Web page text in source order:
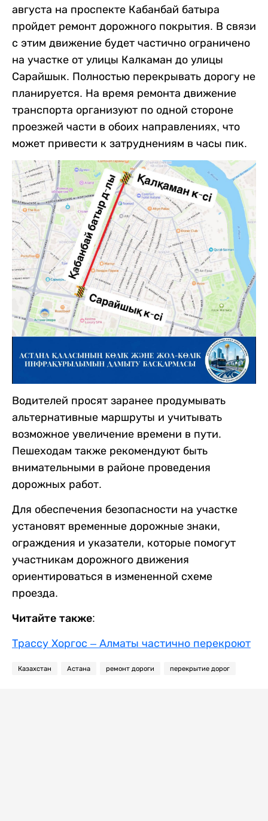
августа на проспекте Кабанбай батыра
пройдет ремонт дорожного покрытия. В связи
с этим движение будет частично ограничено
на участке от улицы Калкаман до улицы
Сарайшык. Полностью перекрывать дорогу не
планируется. На время ремонта движение
транспорта организуют по одной стороне
проезжей части в обоих направлениях, что
может привести к затруднениям в часы пик.
Водителей просят заранее продумывать
альтернативные маршруты и учитывать
возможное увеличение времени в пути.
Пешеходам также рекомендуют быть
внимательными в районе проведения
дорожных работ.
Для обеспечения безопасности на участке
установят временные дорожные знаки,
ограждения и указатели, которые помогут
участникам дорожного движения
ориентироваться в измененной схеме
проезда.
Читайте также:
Трассу Хоргос – Алматы частично перекроют
Казахстан Астана ремонт дороги перекрытие дорог